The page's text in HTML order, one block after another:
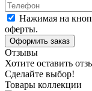
Нажимая на
оферты.
Оформить заказ
Отзывы
Хотите оставить
Сделайте выбор!
Товары коллекции